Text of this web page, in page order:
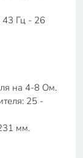
43 Гц - 26
на 4-8 Ом.
25 -
мм.